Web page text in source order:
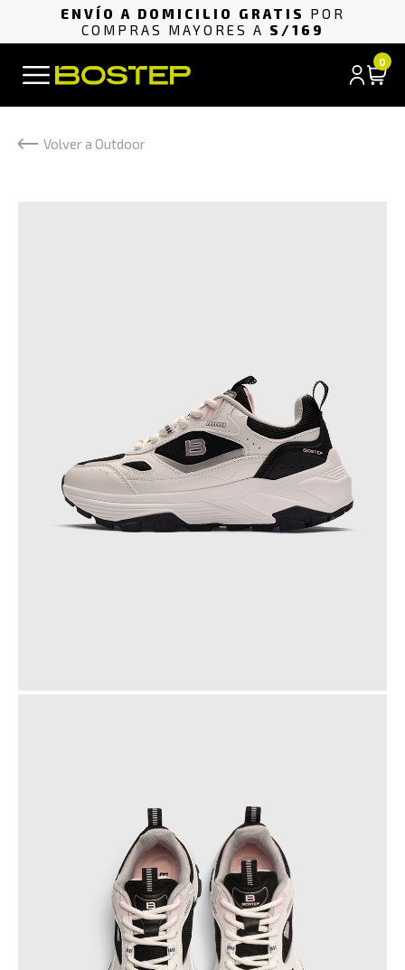
ENVÍO A DOMICILIO GRATIS
POR
COMPRAS MAYORES A S/169
0
Volver a Outdoor